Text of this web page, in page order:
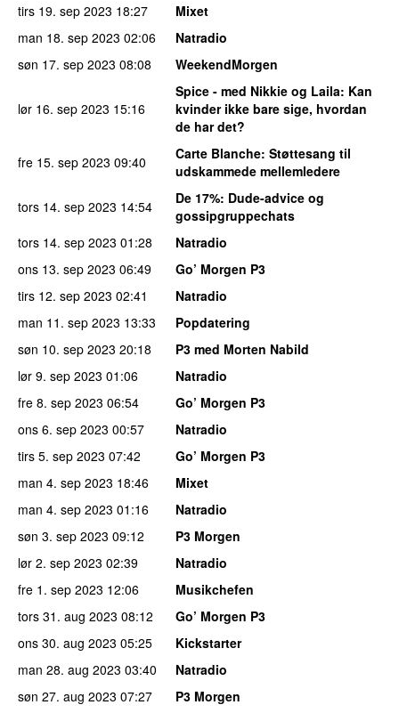
tirs 19. sep 2023 18:27
Mixet
man 18. sep 2023 02:06
Natradio
søn 17. sep 2023 08:08 WeekendMorgen
lør 16. sep 2023 15:16
Spice - med Nikkie og Laila: Kan
kvinder ikke bare sige, hvordan
de har det?
fre 15. sep 2023 09:40 Carte Blanche: Støttesang til
udskammede mellemledere
tors 14. sep 2023 14:54 De 17%: Dude-advice og
gossipgruppechats
tors 14. sep 2023 01:28
Natradio
ons 13. sep 2023 06:49
Go’ Morgen P3
tirs 12. sep 2023 02:41
Natradio
man 11. sep 2023 13:33
Popdatering
søn 10. sep 2023 20:18
P3 med Morten Nabild
lør 9. sep 2023 01:06
Natradio
fre 8. sep 2023 06:54
Go’ Morgen P3
ons 6. sep 2023 00:57
Natradio
tirs 5. sep 2023 07:42
Go’ Morgen P3
man 4. sep 2023 18:46
Mixet
man 4. sep 2023 01:16
Natradio
søn 3. sep 2023 09:12
P3 Morgen
lør 2. sep 2023 02:39
Natradio
fre 1. sep 2023 12:06
Musikchefen
tors 31. aug 2023 08:12
Go’ Morgen P3
ons 30. aug 2023 05:25
Kickstarter
man 28. aug 2023 03:40
Natradio
søn 27. aug 2023 07:27 P3 Morgen